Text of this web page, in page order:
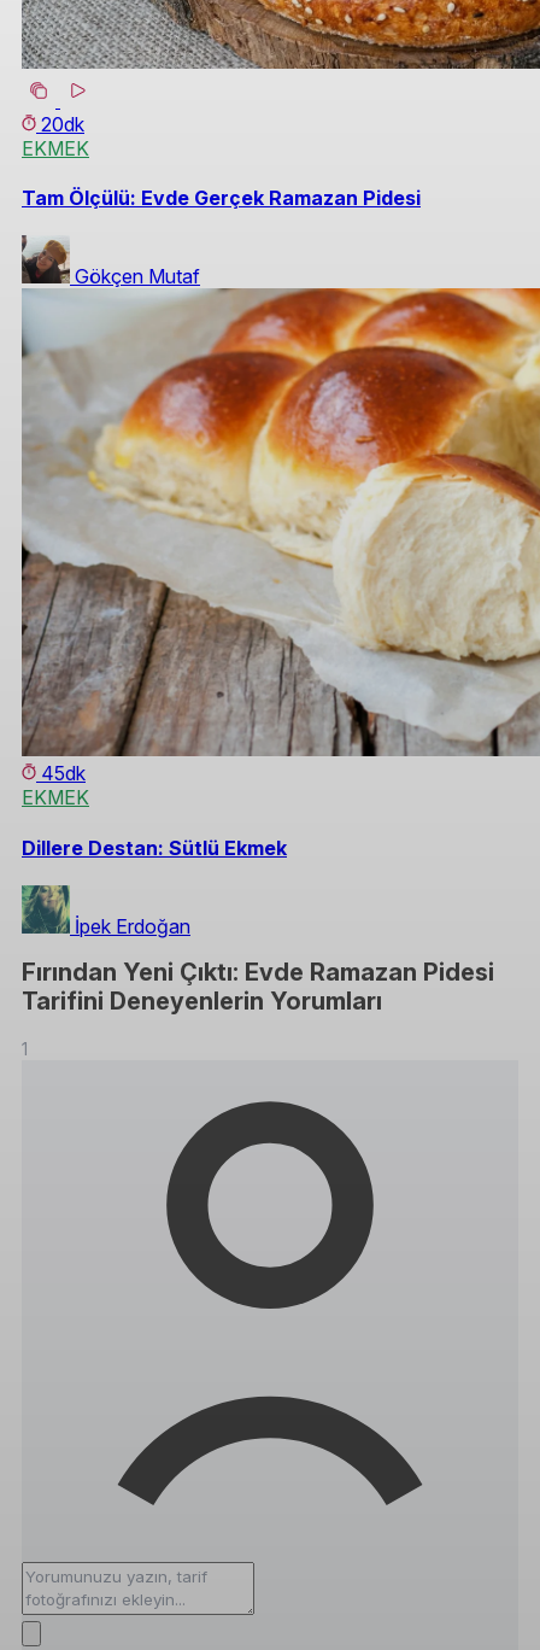
20dk
EKMEK
Tam Ölçülü: Evde Gerçek Ramazan Pidesi
Gökçen Mutaf
45dk
EKMEK
Dillere Destan: Sütlü Ekmek
İpek Erdoğan
Fırından Yeni Çıktı: Evde Ramazan Pidesi
Tarifini Deneyenlerin Yorumları
1